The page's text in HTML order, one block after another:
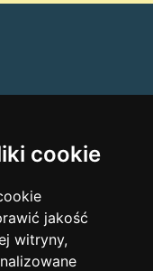
cookie
jakość
witryny,